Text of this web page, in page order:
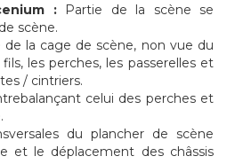
:Partie de la scène se
scène.
de la cage de scène, non vue du
les perches, les passerelles et
/ cintriers.
celui des perches et
du plancher de scène
et le déplacement des châssis